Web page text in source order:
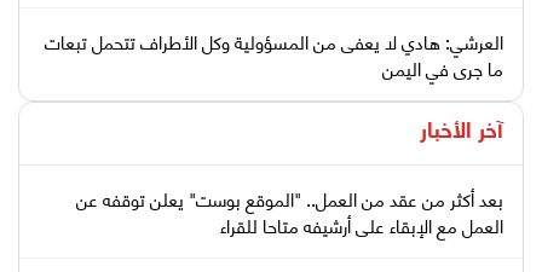
العرشي: هادي لا يعفى من المسؤولية وكل الأطراف تتحمل تبعات
ما جرى في اليمن
آخر الأخبار
بعد أكثر من عقد من العمل.. "الموقع بوست" يعلن توقفه عن
العمل مع الإبقاء على أرشيفه متاحا للقراء